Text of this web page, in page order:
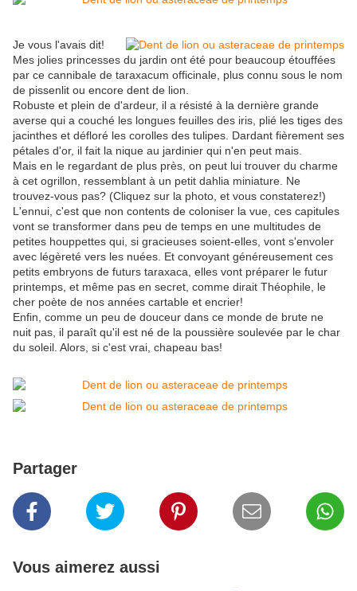
Je vous l'avais dit!
Mes jolies princesses du jardin ont été pour beaucoup étouffées
par ce cannibale de taraxacum officinale, plus connu sous le nom
de pissenlit ou encore dent de lion.
Robuste et plein de d'ardeur, il a résisté à la dernière grande
averse qui a couché les longues feuilles des iris, plié les tiges des
jacinthes et défloré les corolles des tulipes. Dardant fièrement ses
pétales d'or, il fait la nique au jardinier qui n'en peut mais.
Mais en le regardant de plus près, on peut lui trouver du charme
à cet ogrillon, ressemblant à un petit dahlia miniature. Ne
trouvez-vous pas? (Cliquez sur la photo, et vous constaterez!)
L'ennui, c'est que non contents de coloniser la vue, ces capitules
vont se transformer dans peu de temps en une multitudes de
petites houppettes qui, si gracieuses soient-elles, vont s'envoler
avec légèreté vers les nuées. Et convoyant généreusement ces
petits embryons de futurs taraxaca, elles vont préparer le futur
printemps, et même pas en secret, comme dirait Théophile, le
cher poète de nos années cartable et encrier!
Enfin, comme un peu de douceur dans ce monde de brute ne
nuit pas, il paraît qu'il est né de la poussière soulevée par le char
du soleil. Alors, si c'est vrai, chapeau bas!
Partager
Vous aimerez aussi